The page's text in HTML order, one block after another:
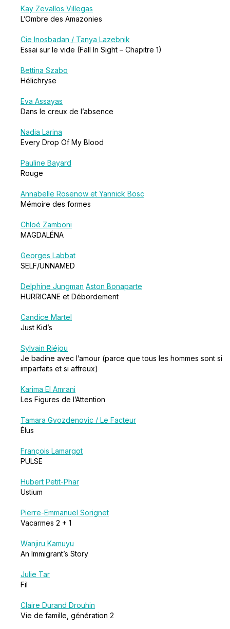
Kay Zevallos Villegas
L’Ombre des Amazonies
Cie Inosbadan / Tanya Lazebnik
Essai sur le vide (Fall In Sight – Chapitre 1)
Bettina Szabo
Hélichryse
Eva Assayas
Dans le creux de l’absence
Nadia Larina
Every Drop Of My Blood
Pauline Bayard
Rouge
Annabelle Rosenow et Yannick Bosc
Mémoire des formes
Chloé Zamboni
MAGDALÉNA
Georges Labbat
SELF/UNNAMED
Delphine Jungman Aston Bonaparte
HURRICANE et Débordement
Candice Martel
Just Kid’s
Sylvain Riéjou
Je badine avec l’amour (parce que tous les hommes sont si
imparfaits et si affreux)
Karima El Amrani
Les Figures de l’Attention
Tamara Gvozdenovic / Le Facteur
Élus
François Lamargot
PULSE
Hubert Petit-Phar
Ustium
Pierre-Emmanuel Sorignet
Vacarmes 2 + 1
Wanjiru Kamuyu
An Immigrant’s Story
Julie Tar
Fil
Claire Durand Drouhin
Vie de famille, génération 2